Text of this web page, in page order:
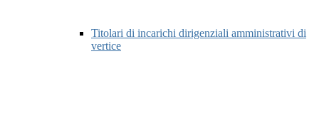
Titolari di incarichi dirigenziali amministrativi di
vertice